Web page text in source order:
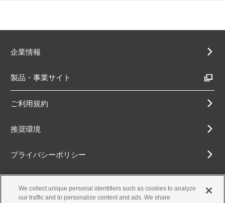
れた。
企業情報
製品・事業サイト
ご利用規約
推奨環境
プライバシーポリシー
We collect unique personal identifiers such as cookies to analyze
our traffic and to personalize content and ads. We share